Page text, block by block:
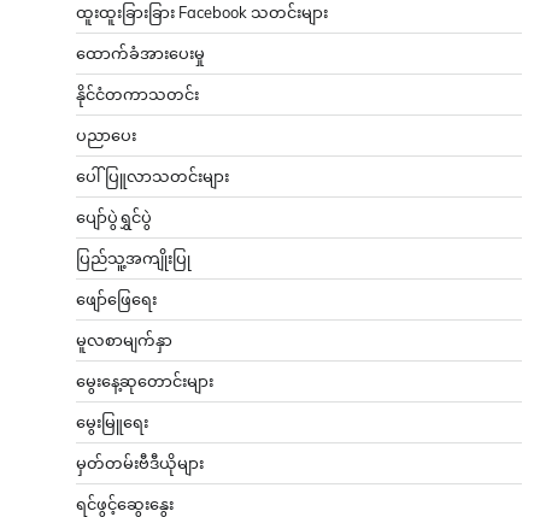
ထူးထူးခြားခြား Facebook သတင်းများ
ထောက်ခံအားပေးမှု
နိုင်ငံတကာသတင်း
ပညာပေး
ပေါ်ပြူလာသတင်းများ
ပျော်ပွဲရွှင်ပွဲ
ပြည်သူ့အကျိုးပြု
ဖျော်ဖြေရေး
မူလစာမျက်နှာ
မွေးနေ့ဆုတောင်းများ
မွေးမြူရေး
မှတ်တမ်းဗီဒီယိုများ
ရင်ဖွင့်ဆွေးနွေး